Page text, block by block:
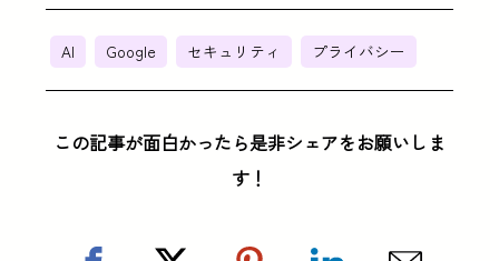
AI Google セキュリティ プライバシー
この記事が面白かったら是非シェアをお願いしま
す！